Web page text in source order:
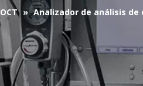
» Analizador de análisis